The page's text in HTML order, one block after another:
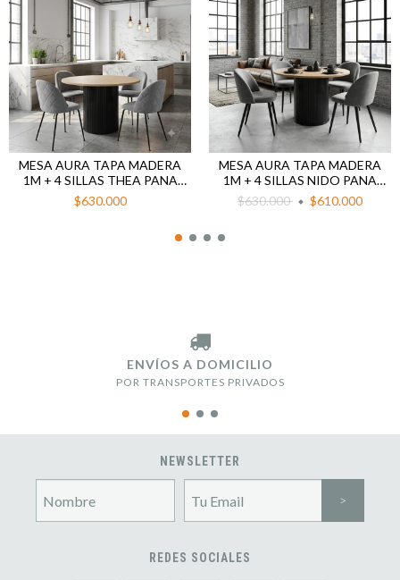
MESA AURA TAPA MADERA
1M + 4 SILLAS THEA PANA
GRIS BASE NEGRA
$630.000
MESA AURA TAPA MADERA
1M + 4 SILLAS NIDO PANA
GRIS BASE NEGRA
$630.000 $610.000
ENVÍOS A DOMICILIO
POR TRANSPORTES PRIVADOS
NEWSLETTER
REDES SOCIALES